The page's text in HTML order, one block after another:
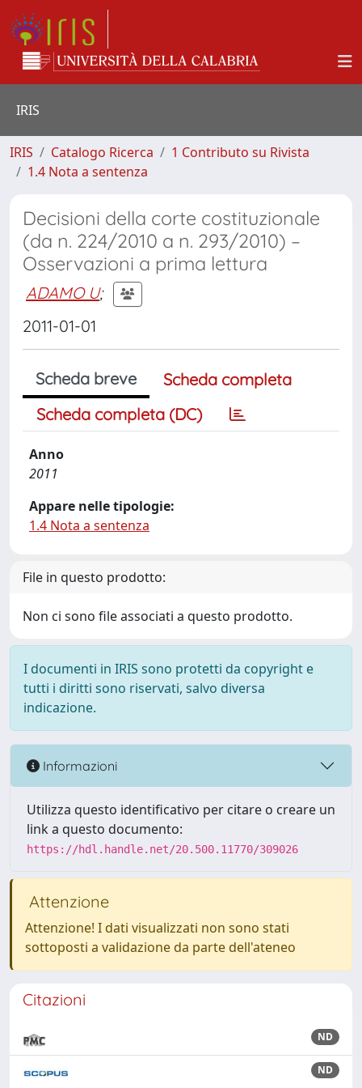
IRIS
IRIS Catalogo Ricerca
1 Contributo su Rivista
1.4 Nota a sentenza
Decisioni della corte costituzionale
(da n. 224/2010 a n. 293/2010) –
Osservazioni a prima lettura
ADAMO U;
2011-01-01
Scheda breve
Scheda completa
Scheda completa (DC)
Anno
2011
Appare nelle tipologie:
1.4 Nota a sentenza
File in questo prodotto:
Non ci sono file associati a questo prodotto.
I documenti in IRIS sono protetti da copyright e
tutti i diritti sono riservati, salvo diversa
indicazione.
Informazioni
Utilizza questo identificativo per citare o creare un
link a questo documento:
https://hdl.handle.net/20.500.11770/309026
Attenzione
Attenzione! I dati visualizzati non sono stati
sottoposti a validazione da parte dell'ateneo
Citazioni
ND
ND